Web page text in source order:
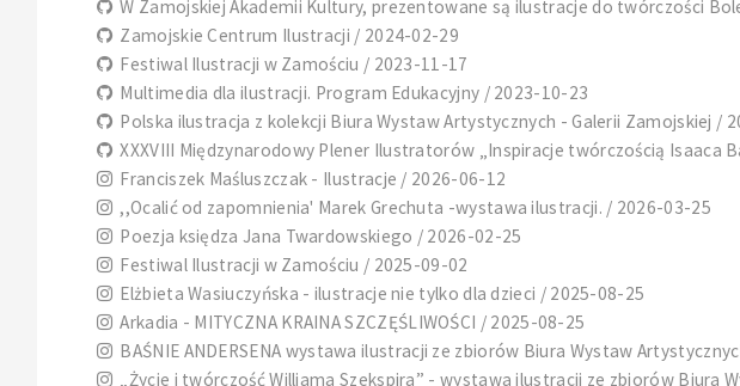
W Zamojskiej Akademii Kultury, prezentowane są ilustracje do twórczości
Zamojskie Centrum Ilustracji / 2024-02-29
Festiwal Ilustracji w Zamościu / 2023-11-17
Multimedia dla ilustracji. Program Edukacyjny / 2023-10-23
Polska ilustracja z kolekcji Biura Wystaw Artystycznych - Galerii Zamojskiej /
XXXVIII Międzynarodowy Plener Ilustratorów „Inspiracje twórczością Isaaca
Franciszek Maśluszczak - Ilustracje / 2026-06-12
,,Ocalić od zapomnienia' Marek Grechuta -wystawa ilustracji. / 2026-03-25
Poezja księdza Jana Twardowskiego / 2026-02-25
Festiwal Ilustracji w Zamościu / 2025-09-02
Elżbieta Wasiuczyńska - ilustracje nie tylko dla dzieci / 2025-08-25
Arkadia - MITYCZNA KRAINA SZCZĘŚLIWOŚCI / 2025-08-25
BAŚNIE ANDERSENA wystawa ilustracji ze zbiorów Biura Wystaw
„Życie i twórczość Williama Szekspira” - wystawa ilustracji ze zbiorów Biura